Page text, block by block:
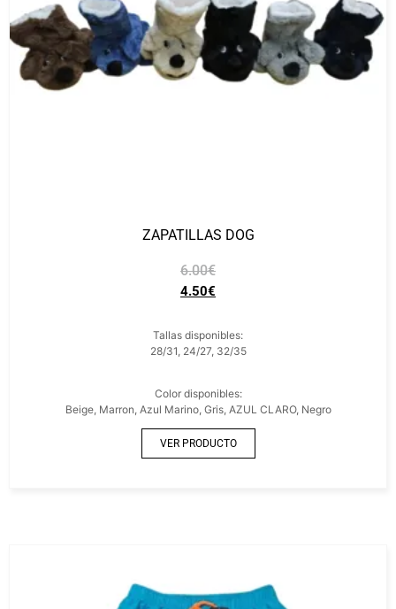
ZAPATILLAS DOG
6.00€
4.50€
Tallas disponibles:
28/31, 24/27, 32/35
Color disponibles:
Beige, Marron, Azul Marino, Gris, AZUL CLARO, Negro
VER PRODUCTO